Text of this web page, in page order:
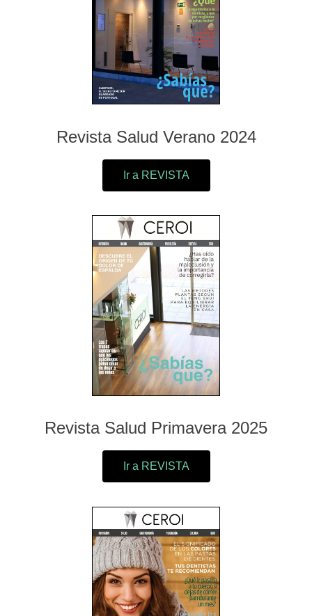
Revista Salud Verano 2024
Ir a REVISTA
Revista Salud Primavera 2025
Ir a REVISTA